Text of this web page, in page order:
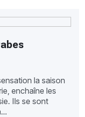
la saison
enchaîne les
Ils se sont